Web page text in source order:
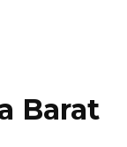
Barat